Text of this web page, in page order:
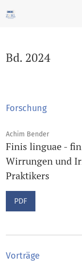
Bd. 2024
Forschung
Achim Bender
Finis linguae -
Wirrungen und
Praktikers
PDF
Vorträge